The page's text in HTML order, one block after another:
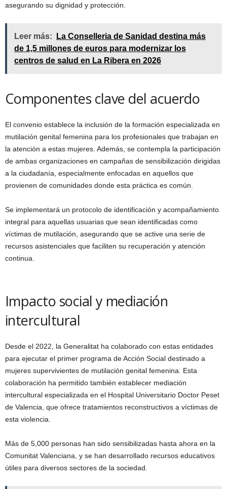
asegurando su dignidad y protección.
Leer más:
La Conselleria de Sanidad destina más
de 1,5 millones de euros para modernizar los
centros de salud en La Ribera en 2026
Componentes clave del acuerdo
El convenio establece la inclusión de la formación especializada en
mutilación genital femenina para los profesionales que trabajan en
la atención a estas mujeres. Además, se contempla la participación
de ambas organizaciones en campañas de sensibilización dirigidas
a la ciudadanía, especialmente enfocadas en aquellos que
provienen de comunidades donde esta práctica es común.
Se implementará un protocolo de identificación y acompañamiento
integral para aquellas usuarias que sean identificadas como
víctimas de mutilación, asegurando que se active una serie de
recursos asistenciales que faciliten su recuperación y atención
continua.
Impacto social y mediación
intercultural
Desde el 2022, la Generalitat ha colaborado con estas entidades
para ejecutar el primer programa de Acción Social destinado a
mujeres supervivientes de mutilación genital femenina. Esta
colaboración ha permitido también establecer mediación
intercultural especializada en el Hospital Universitario Doctor Peset
de Valencia, que ofrece tratamientos reconstructivos a víctimas de
esta violencia.
Más de 5,000 personas han sido sensibilizadas hasta ahora en la
Comunitat Valenciana, y se han desarrollado recursos educativos
útiles para diversos sectores de la sociedad.